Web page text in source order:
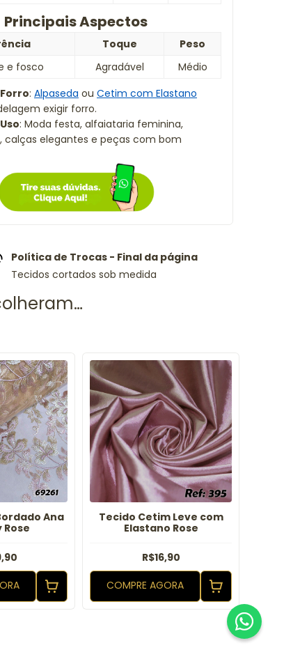
Principais Aspectos
Toque
Peso
e fosco
Agradável
Médio
: Alpaseda ou Cetim com Elastano
exigir forro.
: Moda festa, alfaiataria feminina,
calças elegantes e peças com bom
Política de Trocas - Final da página
Tecidos cortados sob medida
Ana
Rose
Tecido Cetim Leve com
Elastano Rose
R$16,90
COMPRE AGORA